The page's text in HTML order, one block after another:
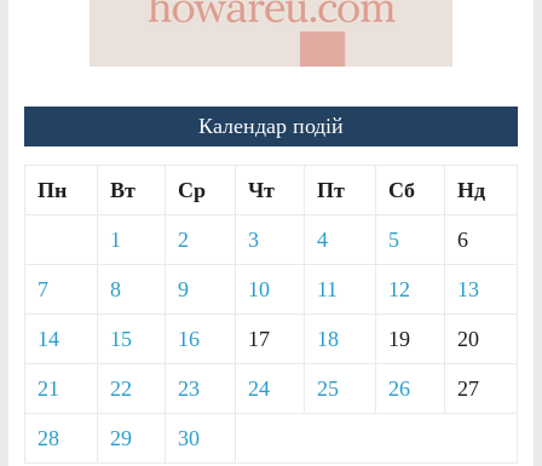
Календар подій
Пн Вт Ср Чт Пт Сб Нд
1 2 3 4 5 6
7 8 9 10 11 12 13
14 15 16 17 18 19 20
21 22 23 24 25 26 27
28 29 30